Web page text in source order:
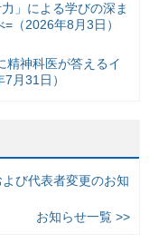
」による学びの深ま
（2026年8月3日）
精神科医が答えるイ
月31日）
び代表者変更のお知
お知らせ一覧 >>